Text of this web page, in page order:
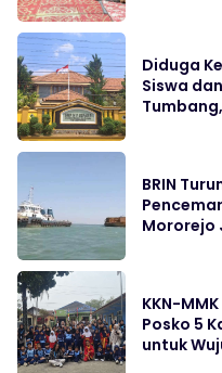
Diduga
Siswa
BRIN
Mororejo
KKN-
Posko 5
untuk